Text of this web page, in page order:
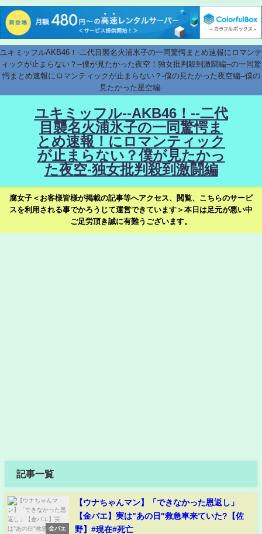
ユキミッフルAKB46！-二代目襲名火浦氷子の一同驚愕まとめ速報にロマンテ
ィックが止まらない？--僕が見たかった夜空！独女批判殺到激闘編--の一同驚
愕まとめ速報にロマンティックが止まらない？-僕の見たかった夜空編--僕の
見たかった星空編-
ユキミッフル--AKB46！--二代
目襲名火浦氷子の一同驚愕ま
とめ速報！にロマンティック
が止まらない？僕が見たかっ
た夜空-独女批判殺到激闘編
腐女子＜お客様皆様が掲載の記事等へアクセス、閲覧、こちらのサービ
スを利用される事でかろうじて運営できています＞本日は足元が悪い中
ご足労頂き誠に有難うございます。
記事一覧
金バエ
【ウナちゃんマン】「できなかった恩返し」
【金バエ】実は"あの日"救急車来ていた?【佐
野】#現在#死亡